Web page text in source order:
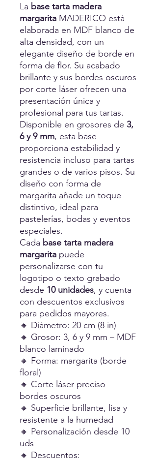
La base tarta madera
margarita MADERICO está
elaborada en MDF blanco de
alta densidad, con un
elegante diseño de borde en
forma de flor. Su acabado
brillante y sus bordes oscuros
por corte láser ofrecen una
presentación única y
profesional para tus tartas.
Disponible en grosores de 3,
6 y 9 mm, esta base
proporciona estabilidad y
resistencia incluso para tartas
grandes o de varios pisos. Su
diseño con forma de
margarita añade un toque
distintivo, ideal para
pastelerías, bodas y eventos
especiales.
Cada base tarta madera
margarita puede
personalizarse con tu
logotipo o texto grabado
desde 10 unidades, y cuenta
con descuentos exclusivos
para pedidos mayores.
🔸 Diámetro: 20 cm (8 in)
🔸 Grosor: 3, 6 y 9 mm – MDF
blanco laminado
🔸 Forma: margarita (borde
floral)
🔸 Corte láser preciso –
bordes oscuros
🔸 Superficie brillante, lisa y
resistente a la humedad
🔸 Personalización desde 10
uds
🔸 Descuentos: